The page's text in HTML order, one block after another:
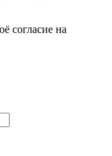
согласие на